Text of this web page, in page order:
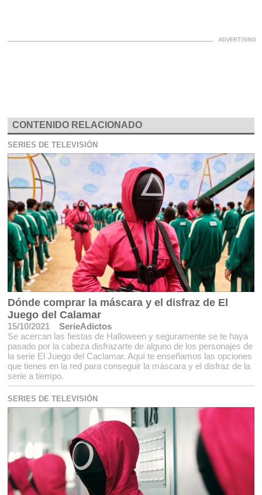
CONTENIDO RELACIONADO
SERIES DE TELEVISIÓN
Dónde comprar la máscara y el disfraz de El
Juego del Calamar
15/10/2021
SerieAdictos
Se acercan las fiestas de Halloween y seguramente se te haya
pasado por la cabeza disfrazarte de alguno de los personajes de
la serie El Juego del Caclamar. Aquí te enseñamos las opciones
que tienes en la red para conseguir la máscara y el disfraz de la
serie a tiempo.
SERIES DE TELEVISIÓN